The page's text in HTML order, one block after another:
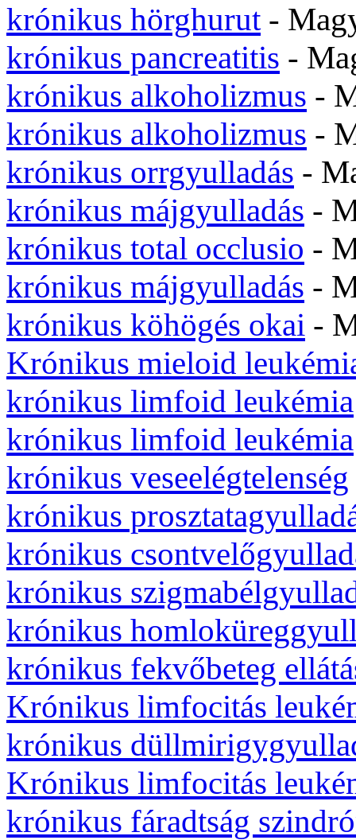
krónikus hörghurut-
krónikus pancreatitis -
krónikus alkoholizmus -
krónikus alkoholizmus -
krónikus orrgyulladás -
krónikus májgyulladás -
krónikus total occlusio -
krónikus májgyulladás -
krónikus köhögés okai -
Krónikus mieloid
krónikus limfoid leukémia
krónikus limfoid leukémia
krónikus veseelégtelenség
krónikus
krónikus
krónikus
krónikus
krónikus fekvőbeteg
Krónikus limfocitás
krónikus
Krónikus limfocitás
krónikus fáradtság